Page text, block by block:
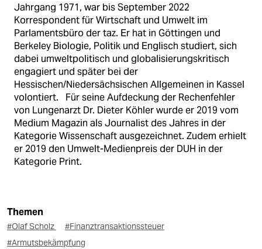
Jahrgang 1971, war bis September 2022
Korrespondent für Wirtschaft und Umwelt im
Parlamentsbüro der taz. Er hat in Göttingen und
Berkeley Biologie, Politik und Englisch studiert, sich
dabei umweltpolitisch und globalisierungskritisch
engagiert und später bei der
Hessischen/Niedersächsischen Allgemeinen in Kassel
volontiert. Für seine Aufdeckung der Rechenfehler
von Lungenarzt Dr. Dieter Köhler wurde er 2019 vom
Medium Magazin als Journalist des Jahres in der
Kategorie Wissenschaft ausgezeichnet. Zudem erhielt
er 2019 den Umwelt-Medienpreis der DUH in der
Kategorie Print.
Themen
#Olaf Scholz
#Finanztransaktionssteuer
#Armutsbekämpfung